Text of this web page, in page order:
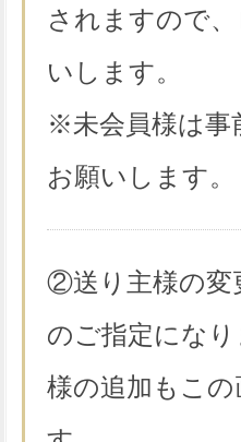
されますので
いします。
※未会員様は事
お願いします。
②送り主様の変
のご指定にな
様の追加もこ